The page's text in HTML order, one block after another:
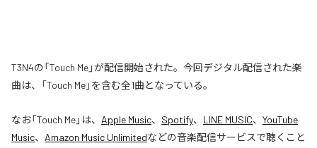
T3N4の「Touch Me」が配信開始された。今回デジタル配信された楽
曲は、「Touch Me」を含む全1曲となっている。
なお「Touch Me」は、 Apple Music、 Spotify、 LINE MUSIC、 YouTube
Music、 Amazon Music Unlimitedなどの音楽配信サービスで聴くこと